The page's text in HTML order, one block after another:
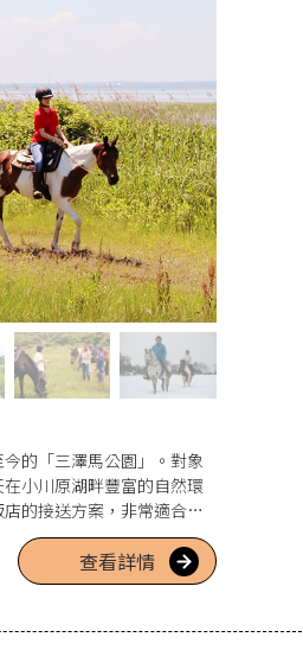
的「三澤馬公園」。對象
小川原湖畔豐富的自然環
的接送方案，非常適合遊
查看詳情